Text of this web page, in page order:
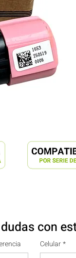
con
Celular *